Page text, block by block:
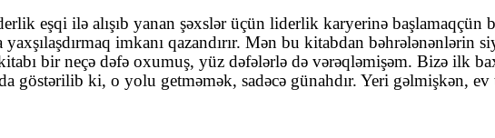
eşqi ilə alışıb yanan şəxslər üçün liderlik karyerinə
imkanı qazandırır. Mən bu kitabdan bəhrələnənlərin
bir neçə dəfə oxumuş, yüz dəfələrlə də vərəqləmişəm. Bizə ilk
göstərilib ki, o yolu getməmək, sadəcə günahdır. Yeri gəlmişkən, ev